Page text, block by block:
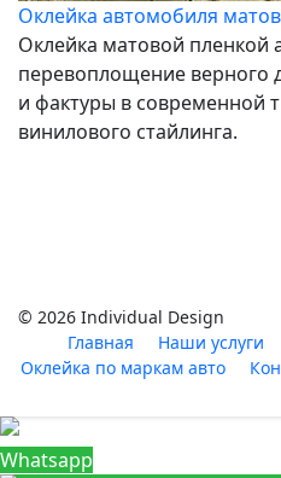
Оклейка автомобиля
Оклейка матовой пленкой
перевоплощение верного
и фактуры в современной
винилового стайлинга.
© 2026 Individual Design
Главная
Наши услуги
Оклейка по маркам авто
Whatsapp